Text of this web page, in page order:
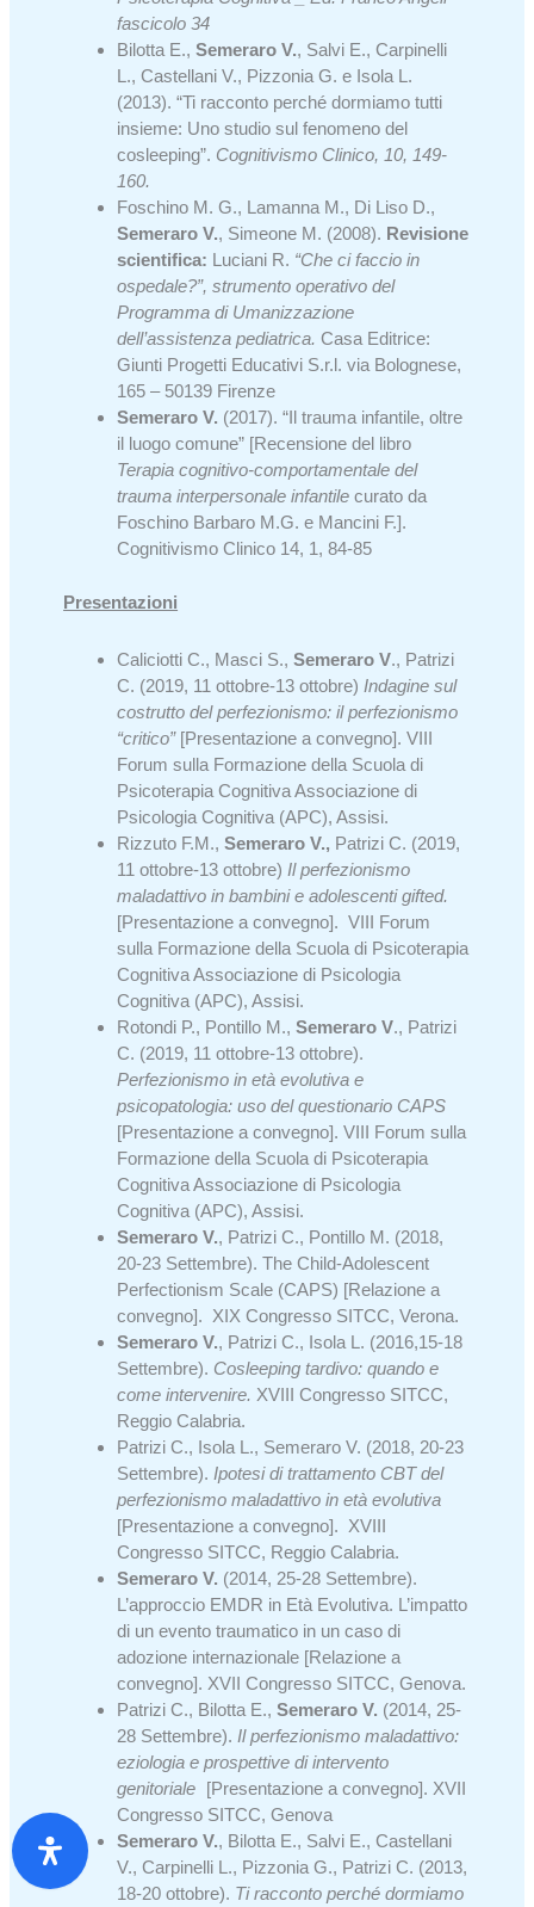
fascicolo 34
Bilotta E.,Semeraro V., Salvi E., Carpinelli
L., Castellani V., Pizzonia G. e Isola L.
(2013). “Ti racconto perché dormiamo tutti
insieme: Uno studio sul fenomeno del
cosleeping”. Cognitivismo Clinico, 10, 149-
160.
Foschino M. G., Lamanna M., Di Liso D.,
Semeraro V., Simeone M. (2008). Revisione
scientifica: Luciani R. “Che ci faccio in
ospedale?”, strumento operativo del
Programma di Umanizzazione
dell’assistenza pediatrica. Casa Editrice:
Giunti Progetti Educativi S.r.l. via Bolognese,
165 – 50139 Firenze
Semeraro V. (2017). “Il trauma infantile, oltre
il luogo comune” [Recensione del libro
Terapia cognitivo-comportamentale del
trauma interpersonale infantile curato da
Foschino Barbaro M.G. e Mancini F.].
Cognitivismo Clinico 14, 1, 84-85
Presentazioni
Caliciotti C., Masci S.,Semeraro V., Patrizi
C. (2019, 11 ottobre-13 ottobre) Indagine sul
costrutto del perfezionismo: il perfezionismo
“critico”[Presentazione a convegno]. VIII
Forum sulla Formazione della Scuola di
Psicoterapia Cognitiva Associazione di
Psicologia Cognitiva (APC), Assisi.
Rizzuto F.M.,Semeraro V., Patrizi C. (2019,
11 ottobre-13 ottobre) Il perfezionismo
maladattivo in bambini e adolescenti gifted.
[Presentazione a convegno]. VIII Forum
sulla Formazione della Scuola di Psicoterapia
Cognitiva Associazione di Psicologia
Cognitiva (APC), Assisi.
Rotondi P., Pontillo M.,Semeraro V., Patrizi
C. (2019, 11 ottobre-13 ottobre).
Perfezionismo in età evolutiva e
psicopatologia: uso del questionario CAPS
[Presentazione a convegno]. VIII Forum sulla
Formazione della Scuola di Psicoterapia
Cognitiva Associazione di Psicologia
Cognitiva (APC), Assisi.
Semeraro V., Patrizi C., Pontillo M. (2018,
20-23 Settembre). The Child-Adolescent
Perfectionism Scale (CAPS) [Relazione a
convegno]. XIX Congresso SITCC, Verona.
Semeraro V., Patrizi C., Isola L. (2016,15-18
Settembre). Cosleeping tardivo: quando e
come intervenire. XVIII Congresso SITCC,
Reggio Calabria.
Patrizi C., Isola L., Semeraro V. (2018, 20-23
Settembre). Ipotesi di trattamento CBT del
perfezionismo maladattivo in età evolutiva
[Presentazione a convegno]. XVIII
Congresso SITCC, Reggio Calabria.
Semeraro V. (2014, 25-28 Settembre).
L’approccio EMDR in Età Evolutiva. L’impatto
di un evento traumatico in un caso di
adozione internazionale [Relazione a
convegno]. XVII Congresso SITCC, Genova.
Patrizi C., Bilotta E.,Semeraro V. (2014, 25-
28 Settembre). Il perfezionismo maladattivo:
eziologia e prospettive di intervento
genitoriale [Presentazione a convegno]. XVII
Congresso SITCC, Genova
Semeraro V., Bilotta E., Salvi E., Castellani
V., Carpinelli L., Pizzonia G., Patrizi C. (2013,
18-20 ottobre). Ti racconto perché dormiamo